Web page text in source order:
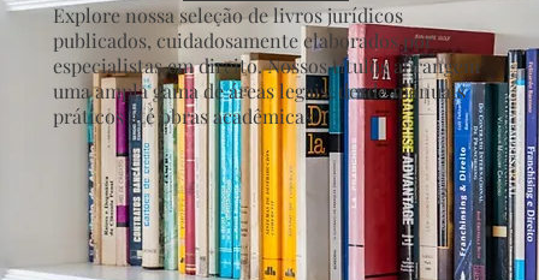
Explore nossa seleção de livros jurídicos
publicados, cuidadosamente elaborados por
especialistas em direito. Nossos títulos abrangem
uma ampla gama de áreas legais, desde manuais
práticos até obras acadêmicas.